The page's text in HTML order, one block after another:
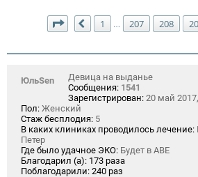
Страница 211 из211
Пред.
1 … 207 208
ЮльSen
Девица на выданье
Сообщения: 1541
Зарегистрирован: 20 май
Пол: Женский
Стаж бесплодия: 5
В каких клиниках проводилось лечение:
Петер
Где было удачное ЭКО: Будет в АВЕ
Благодарил (а): 173 раза
Поблагодарили: 240 раз